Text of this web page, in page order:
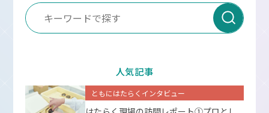
人気記事
ともにはたらくインタビュー